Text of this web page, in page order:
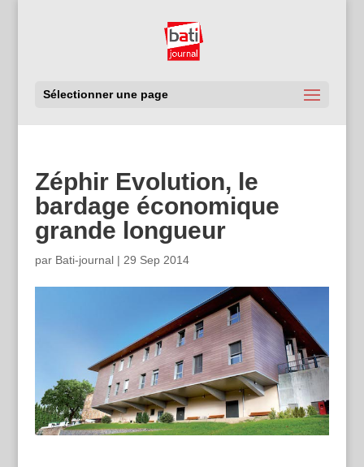
Sélectionner une page
Zéphir Evolution, le
bardage économique
grande longueur
par Bati-journal| 29 Sep 2014